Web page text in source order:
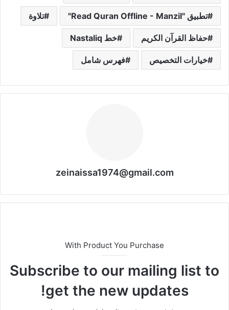
تطبيق "Read Quran Offline - Manzil" تلاوة
حفاظ القرآن الكريم خط Nastaliq
خيارات التخصيص فهرس شامل
zeinaissa1974@gmail.com
With Product You Purchase
Subscribe to our mailing list to
get the new updates!